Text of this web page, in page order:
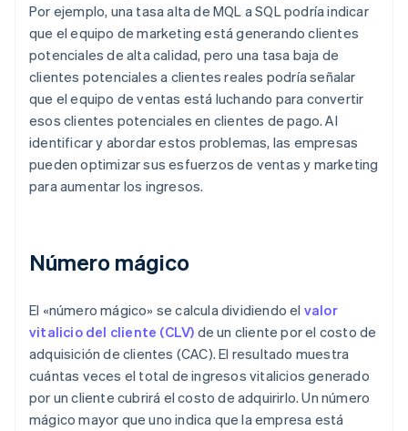
Por ejemplo, una tasa alta de MQL a SQL podría indicar
que el equipo de marketing está generando clientes
potenciales de alta calidad, pero una tasa baja de
clientes potenciales a clientes reales podría señalar
que el equipo de ventas está luchando para convertir
esos clientes potenciales en clientes de pago. Al
identificar y abordar estos problemas, las empresas
pueden optimizar sus esfuerzos de ventas y marketing
para aumentar los ingresos.
Número mágico
El «número mágico» se calcula dividiendo el valor
vitalicio del cliente (CLV) de un cliente por el costo de
adquisición de clientes (CAC). El resultado muestra
cuántas veces el total de ingresos vitalicios generado
por un cliente cubrirá el costo de adquirirlo. Un número
mágico mayor que uno indica que la empresa está